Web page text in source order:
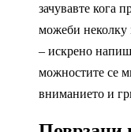
зачувавте кога
можеби неколку
– искрено
можностите се
вниманието и